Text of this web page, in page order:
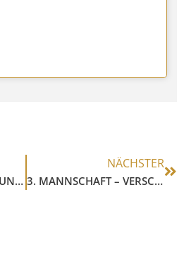
PAARUNGEN DER 6. RUNDE VM 22-23
NÄCHSTER
3. MANNSCHAFT – VERSCHENKTER SIEG?